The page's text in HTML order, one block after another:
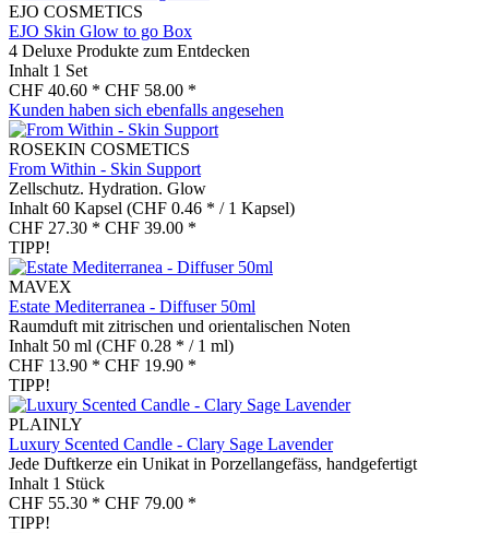
EJO COSMETICS
EJO Skin Glow to go Box
4 Deluxe Produkte zum Entdecken
Inhalt 1 Set
CHF 40.60 * CHF 58.00 *
Kunden haben sich ebenfalls angesehen
ROSEKIN COSMETICS
From Within - Skin Support
Zellschutz. Hydration. Glow
Inhalt 60 Kapsel (CHF 0.46 * / 1 Kapsel)
CHF 27.30 * CHF 39.00 *
TIPP!
MAVEX
Estate Mediterranea - Diffuser 50ml
Raumduft mit zitrischen und orientalischen Noten
Inhalt 50 ml (CHF 0.28 * / 1 ml)
CHF 13.90 * CHF 19.90 *
TIPP!
PLAINLY
Luxury Scented Candle - Clary Sage Lavender
Jede Duftkerze ein Unikat in Porzellangefäss, handgefertigt
Inhalt 1 Stück
CHF 55.30 * CHF 79.00 *
TIPP!